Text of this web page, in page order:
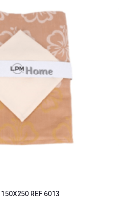
REF 6013